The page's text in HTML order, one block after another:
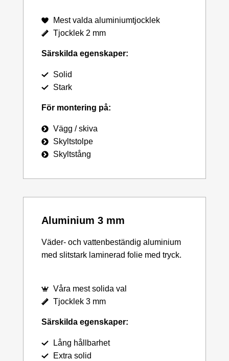
Mest valda aluminiumtjocklek
Tjocklek 2 mm
Särskilda egenskaper:
Solid
Stark
För montering på:
Vägg / skiva
Skyltstolpe
Skyltstång
Aluminium 3 mm
Väder- och vattenbeständig aluminium
med slitstark laminerad folie med tryck.
Våra mest solida val
Tjocklek 3 mm
Särskilda egenskaper:
Lång hållbarhet
Extra solid